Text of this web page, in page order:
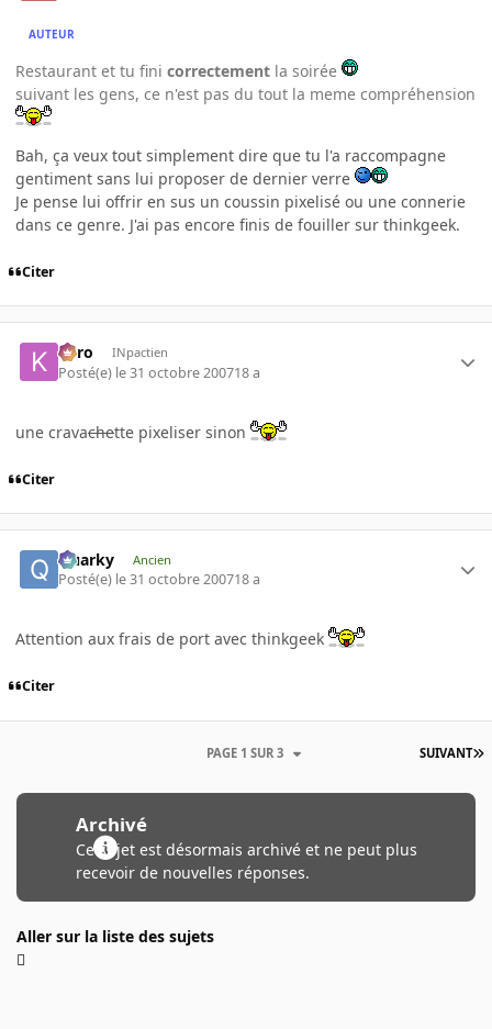
AUTEUR
Restaurant et tu fini correctement la soirée
suivant les gens, ce n'est pas du tout la meme compréhension
Bah, ça veux tout simplement dire que tu l'a raccompagne
gentiment sans lui proposer de dernier verre
Je pense lui offrir en sus un coussin pixelisé ou une connerie
dans ce genre. J'ai pas encore finis de fouiller sur thinkgeek.
Citer
kyro INpactien
Posté(e) le 31 octobre 200718 a
une cravachette pixeliser sinon
Citer
Quarky Ancien
Posté(e) le 31 octobre 200718 a
Attention aux frais de port avec thinkgeek
Citer
SUIVANT
PAGE 1 SUR 3
Archivé
Ce sujet est désormais archivé et ne peut plus
recevoir de nouvelles réponses.
Aller sur la liste des sujets